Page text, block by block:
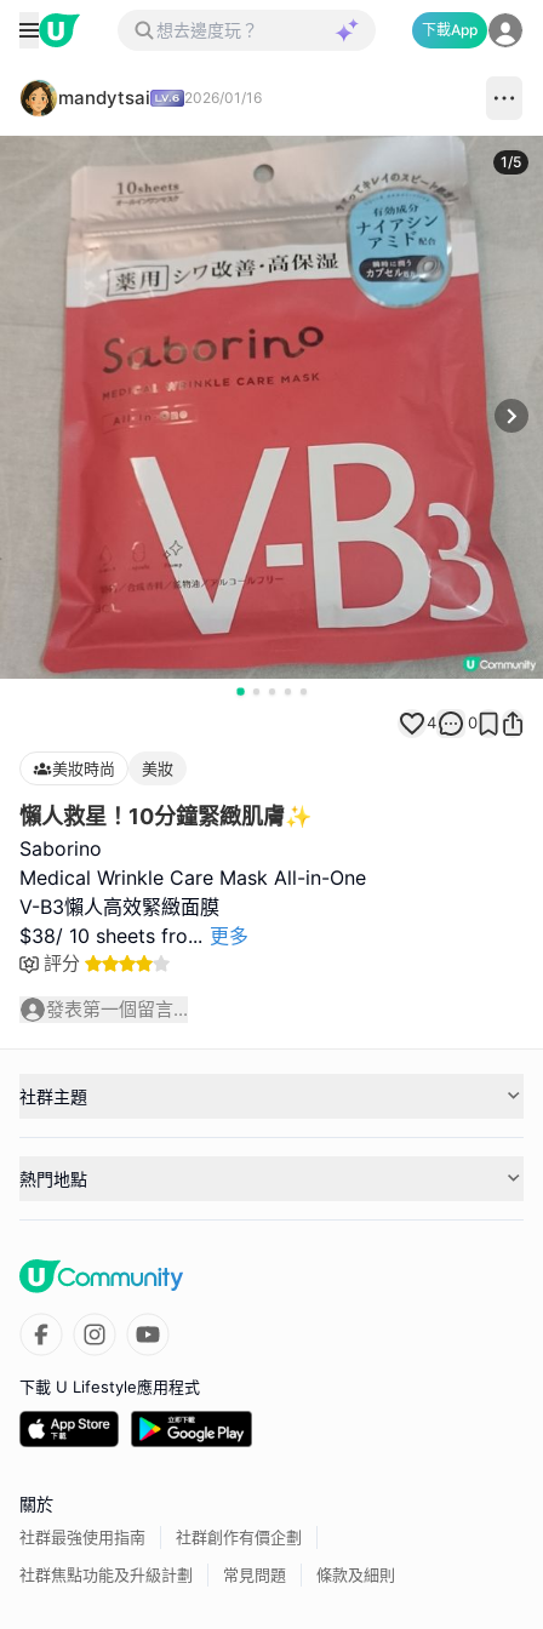
下載App
mandytsai 2026/01/16
1/5
4 0
美妝時尚 美妝
懶人救星！10分鐘緊緻肌膚✨
Saborino
Medical Wrinkle Care Mask All-in-One
V-B3懶人高效緊緻面膜
$38/ 10 sheets fro... 更多
評分
發表第一個留言...
社群主題
熱門地點
下載 U Lifestyle應用程式
關於
社群最強使用指南
社群創作有價企劃
社群焦點功能及升級計劃
常見問題 條款及細則